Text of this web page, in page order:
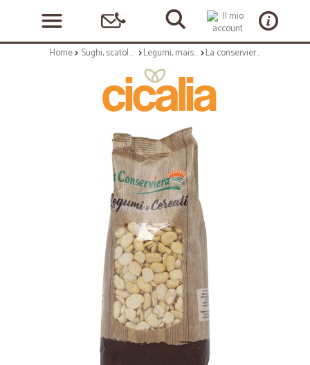
Home Sughi, scatolame e condimenti Legumi, mais e cereali La conserviera fave decorticate e spezzate gr.500